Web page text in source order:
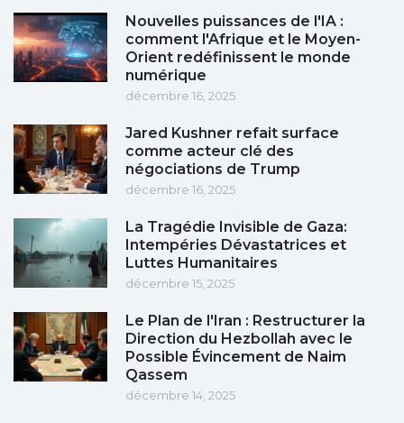
Nouvelles puissances de l'IA :
comment l'Afrique et le Moyen-
Orient redéfinissent le monde
numérique
décembre 16, 2025
Jared Kushner refait surface
comme acteur clé des
négociations de Trump
décembre 16, 2025
La Tragédie Invisible de Gaza:
Intempéries Dévastatrices et
Luttes Humanitaires
décembre 15, 2025
Le Plan de l'Iran : Restructurer la
Direction du Hezbollah avec le
Possible Évincement de Naim
Qassem
décembre 14, 2025